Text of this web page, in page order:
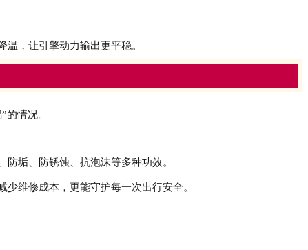
，让引擎动力输出更平稳。
情况。
垢、防锈蚀、抗泡沫等多种功效。
维修成本，更能守护每一次出行安全。